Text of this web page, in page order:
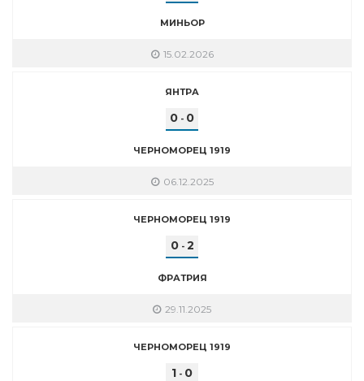
МИНЬОР
15.02.2026
ЯНТРА
0 - 0
ЧЕРНОМОРЕЦ 1919
06.12.2025
ЧЕРНОМОРЕЦ 1919
0- 2
ФРАТРИЯ
29.11.2025
ЧЕРНОМОРЕЦ 1919
1 - 0